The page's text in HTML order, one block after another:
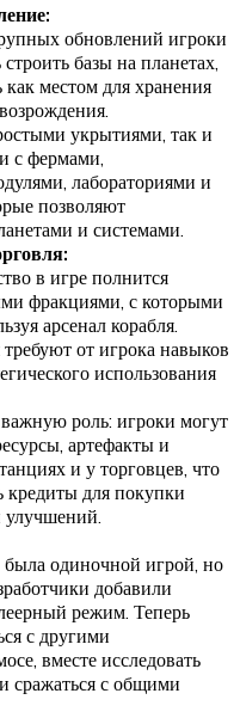
обновлений игроки
базы на планетах,
местом для хранения
укрытиями, так и
с фермами,
лабораториями и
позволяют
и системами.
в игре полнится
фракциями, с которыми
арсенал корабля.
от игрока навыков
использования
роль: игроки могут
артефакты и
и у торговцев, что
кредиты для покупки
улучшений.
одиночной игрой, но
добавили
режим. Теперь
с другими
вместе исследовать
сражаться с общими